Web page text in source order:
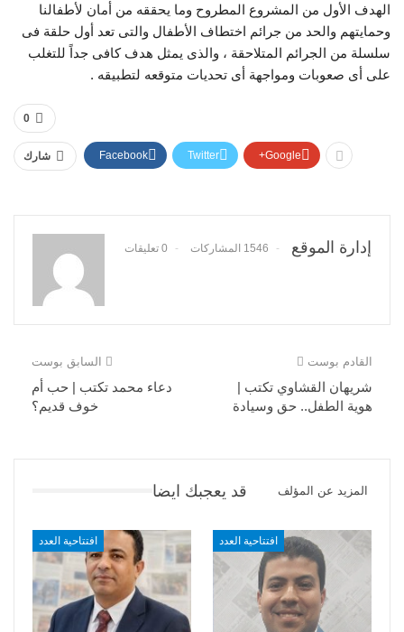
الهدف الأول من المشروع المطروح وما يحققه من أمان لأطفالنا
وحمايتهم والحد من جرائم اختطاف الأطفال والتى تعد أول حلقة فى
سلسلة من الجرائم المتلاحقة ، والذى يمثل هدف كافى جداً للتغلب
على أى صعوبات ومواجهة أى تحديات متوقعه لتطبيقه .
0
شارك Facebook Twitter Google+
إدارة الموقع 1546 المشاركات 0 تعليقات
السابق بوست
دعاء محمد تكتب | حب أم
خوف قديم؟
القادم بوست
شريهان القشاوي تكتب |
هوية الطفل.. حق وسيادة
قد يعجبك ايضا المزيد عن المؤلف
افتتاحية العدد افتتاحية العدد